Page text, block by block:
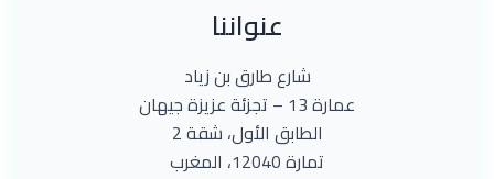
عنواننا
شارع طارق بن زياد
عمارة 13 – تجزئة عزيزة جيهان
الطابق الأول، شقة 2
تمارة 12040، المغرب